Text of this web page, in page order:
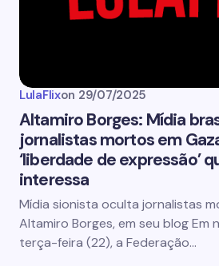
LulaFlixon 29/07/2025
Altamiro Borges: Mídia
jornalistas mortos em
‘liberdade de expressão’
interessa
Mídia sionista oculta jornalistas
Altamiro Borges, em seu blog Em
terça-feira (22), a Federação…